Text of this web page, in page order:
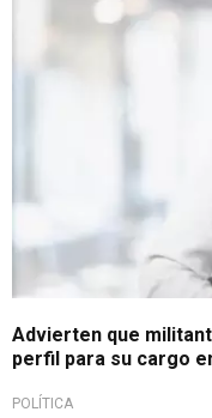
Advierten que
perfil para su cargo
POLÍTICA